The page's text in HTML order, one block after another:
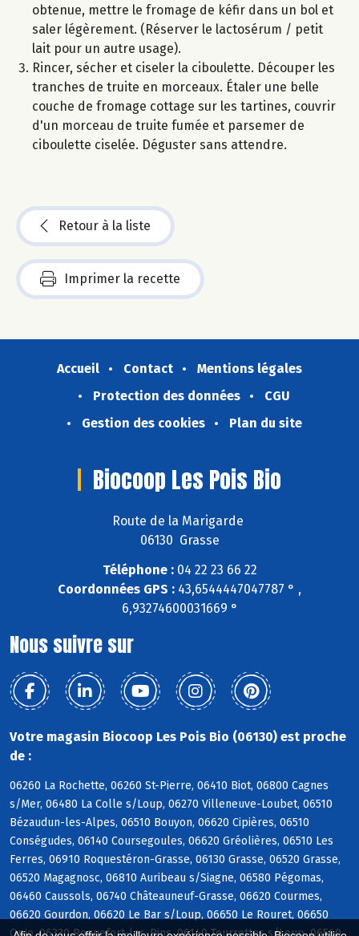
obtenue, mettre le fromage de kéfir dans un bol et
saler légèrement. (Réserver le lactosérum / petit
lait pour un autre usage).
Rincer, sécher et ciseler la ciboulette. Découper les
tranches de truite en morceaux. Étaler une belle
couche de fromage cottage sur les tartines, couvrir
d'un morceau de truite fumée et parsemer de
ciboulette ciselée. Déguster sans attendre.
Retour à la liste
Imprimer la recette
Accueil Contact
Mentions légales
Protection des données
CGU
Gestion des cookies
Plan du site
Biocoop Les Pois Bio
Route de la Marigarde
06130 Grasse
Téléphone :04 22 23 66 22
Coordonnées GPS : 43,6544447047787 ° ,
6,93274600031669 °
Nous suivre sur
Votre magasin Biocoop Les Pois Bio (06130) est proche
de :
06260 La Rochette, 06260 St-Pierre, 06410 Biot, 06800 Cagnes
s/Mer, 06480 La Colle s/Loup, 06270 Villeneuve-Loubet, 06510
Bézaudun-les-Alpes, 06510 Bouyon, 06620 Cipières, 06510
Conségudes, 06140 Coursegoules, 06620 Gréolières, 06510 Les
Ferres, 06910 Roquestéron-Grasse, 06130 Grasse, 06520 Grasse,
06520 Magagnosc, 06810 Auribeau s/Siagne, 06580 Pégomas,
06460 Caussols, 06740 Châteauneuf-Grasse, 06620 Courmes,
06620 Gourdon, 06620 Le Bar s/Loup, 06650 Le Rouret, 06650
Opio, 06330 Roquefort-les-Pins, 06140 Tourrettes s/Loup, 06560